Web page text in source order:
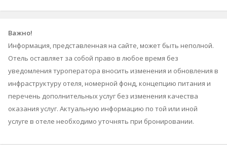
Важно!
Информация, представленная на сайте, может быть неполной.
Отель оставляет за собой право в любое время без
уведомления туроператора вносить изменения и обновления в
инфраструктуру отеля, номерной фонд, концепцию питания и
перечень дополнительных услуг без изменения качества
оказания услуг. Актуальную информацию по той или иной
услуге в отеле необходимо уточнять при бронировании.